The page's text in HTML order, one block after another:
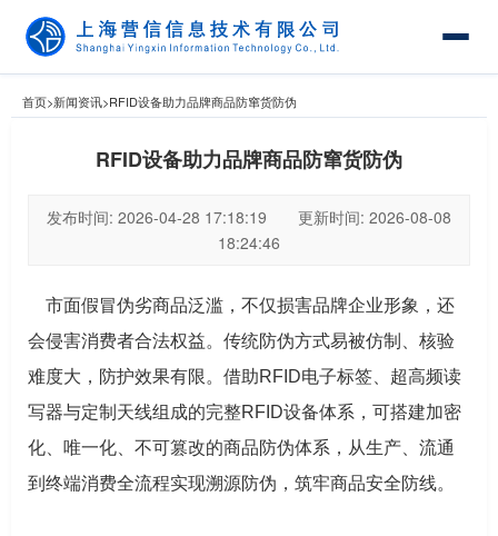
首页>新闻资讯>RFID设备助力品牌商品防窜货防伪
RFID设备助力品牌商品防窜货防伪
发布时间: 2026-04-28 17:18:19 更新时间: 2026-08-08
18:24:46
市面假冒伪劣商品泛滥，不仅损害品牌企业形象，还
会侵害消费者合法权益。传统防伪方式易被仿制、核验
难度大，防护效果有限。借助RFID电子标签、超高频读
写器与定制天线组成的完整RFID设备体系，可搭建加密
化、唯一化、不可篡改的商品防伪体系，从生产、流通
到终端消费全流程实现溯源防伪，筑牢商品安全防线。